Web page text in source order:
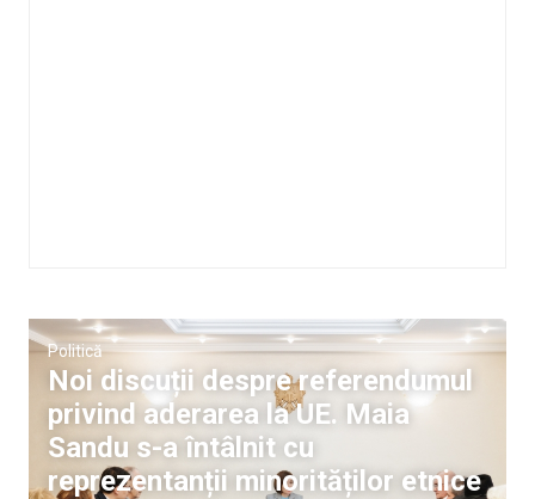
Politică
Noi discuții despre referendumul
privind aderarea la UE. Maia
Sandu s-a întâlnit cu
reprezentanții minorităților etnice